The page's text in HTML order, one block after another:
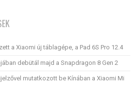
a Xiaomi új táblagépe, a Pad 6S Pro 12.4
debütál majd a Snapdragon 8 Gen 2
mutatkozott be Kínában a Xiaomi Mi